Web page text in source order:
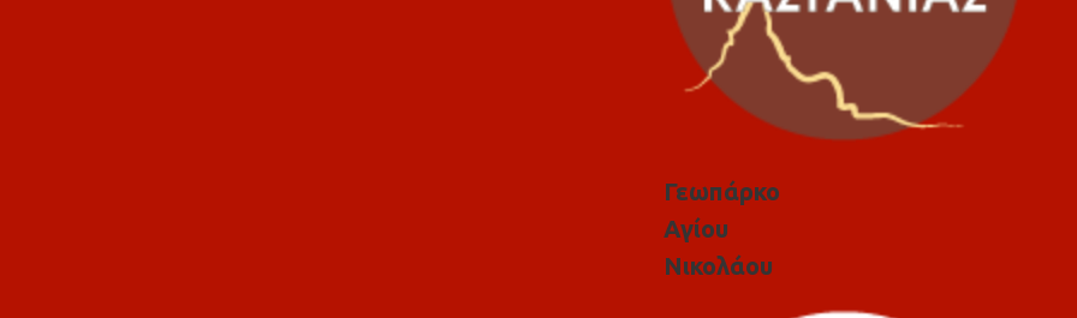
Γεωπάρκο
Αγίου
Νικολάου